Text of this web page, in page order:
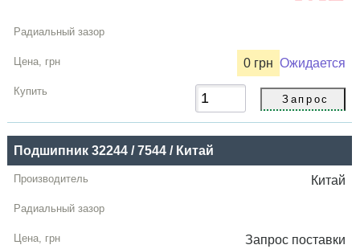
зазор
Цена,
0 грн Ожидается
Подшипник 32244 / 7544 / Китай
Китай
Запрос поставки